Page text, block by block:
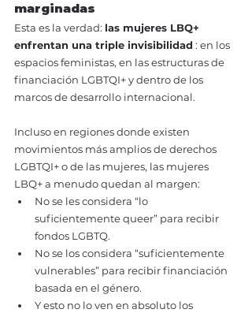
marginadas
Esta es la verdad: las mujeres LBQ+
enfrentan una triple invisibilidad : en los
espacios feministas, en las estructuras de
financiación LGBTQI+ y dentro de los
marcos de desarrollo internacional.
Incluso en regiones donde existen
movimientos más amplios de derechos
LGBTQI+ o de las mujeres, las mujeres
LBQ+ a menudo quedan al margen:
No se les considera “lo
suficientemente queer” para recibir
fondos LGBTQ.
No se los considera “suficientemente
vulnerables” para recibir financiación
basada en el género.
Y esto no lo ven en absoluto los